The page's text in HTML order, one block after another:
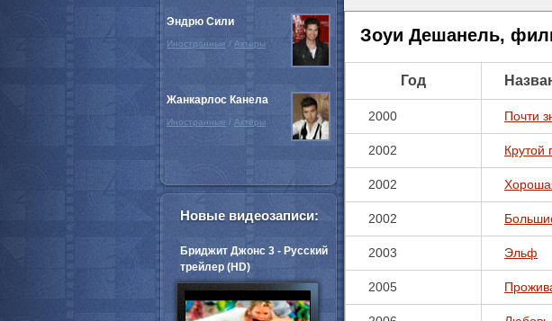
Зоуи Дешанель,
Год
2000 Почти
2002 Крутой
2002
2002
2003 Эльф
2005
Эндрю Сили
Иностранные / Актёры
Жанкарлос Канела
Иностранные / Актёры
Новые видеозаписи:
Бриджит Джонс 3 - Русский
трейлер (HD)